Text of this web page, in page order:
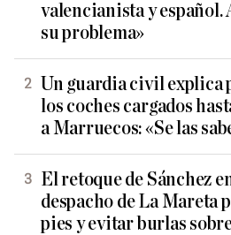
valencianista y español.
su problema»
Un guardia civil explica
los coches cargados
a Marruecos: «Se las
El retoque de Sánchez
despacho de La Mareta
pies y evitar burlas